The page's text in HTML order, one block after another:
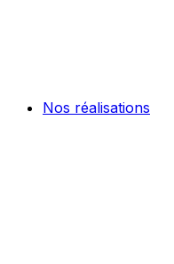
Nos réalisations